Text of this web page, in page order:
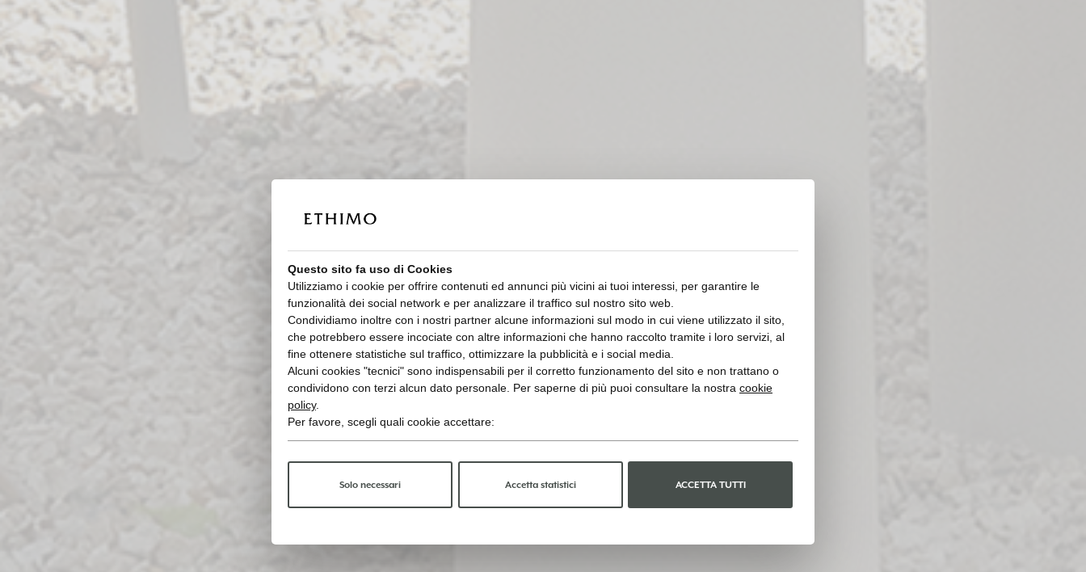
Questo sito fa uso di Cookies
Utilizziamo i cookie per offrire contenuti ed annunci più vicini ai tuoi interessi, per garantire le
funzionalità dei social network e per analizzare il traffico sul nostro sito web.
Condividiamo inoltre con i nostri partner alcune informazioni sul modo in cui viene utilizzato il sito,
che potrebbero essere incociate con altre informazioni che hanno raccolto tramite i loro servizi, al
fine ottenere statistiche sul traffico, ottimizzare la pubblicità e i social media.
Alcuni cookies "tecnici" sono indispensabili per il corretto funzionamento del sito e non trattano o
condividono con terzi alcun dato personale. Per saperne di più puoi consultare la nostra cookie
policy.
Per favore, scegli quali cookie accettare:
Solo necessari Accetta statistici ACCETTA TUTTI